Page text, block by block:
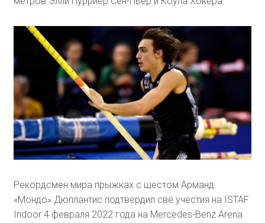
Рекордсмен мира прыжках с шестом Арманд
«Мондо» Дюплантис подтвердил свё учестия на ISTAF
Indoor 4 февраля 2022 года на Mercedes-Benz Arena